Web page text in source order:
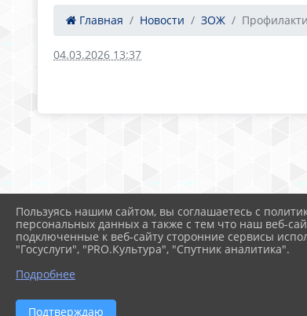
Главная Новости ЗОЖ
04.03.2026 13:37
Пользуясь нашим сайтом, вы соглашаетесь с
персональных данных а также с тем что наш веб-
подключенные к веб-сайту сторонние сервисы
"Госуслуги", "PRO.Культура", "Спутник аналитика".
Подробнее
Подтверждаю